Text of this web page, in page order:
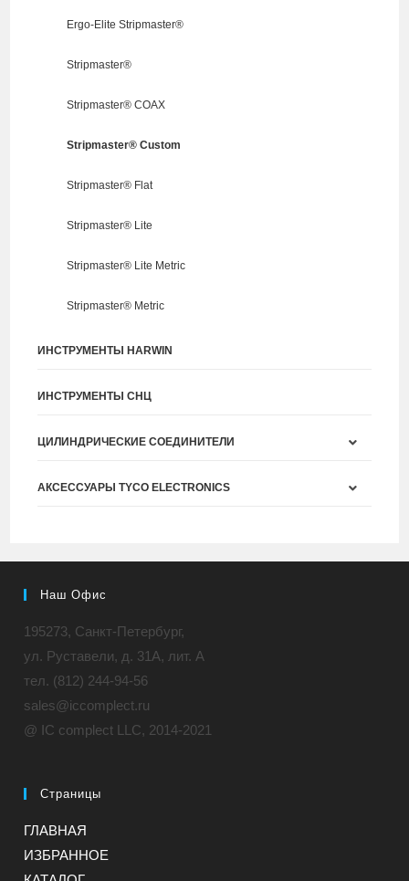
Ergo-Elite Stripmaster®
Stripmaster®
Stripmaster® COAX
Stripmaster® Custom
Stripmaster® Flat
Stripmaster® Lite
Stripmaster® Lite Metric
Stripmaster® Metric
ИНСТРУМЕНТЫ HARWIN
ИНСТРУМЕНТЫ СНЦ
ЦИЛИНДРИЧЕСКИЕ СОЕДИНИТЕЛИ
АКСЕССУАРЫ TYCO ELECTRONICS
Наш Офис
195273, Санкт-Петербург,
ул. Руставели, д. 31A, лит. А
тел. (812) 244-94-56
sales@iccomplect.ru
@ IC complect LLC, 2014-2021
Страницы
ГЛАВНАЯ
ИЗБРАННОЕ